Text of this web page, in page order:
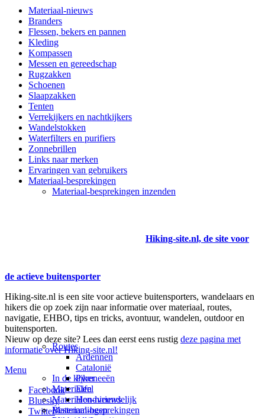
Materiaal-nieuws
Branders
Flessen, bekers en pannen
Kleding
Kompassen
Messen en gereedschap
Rugzakken
Schoenen
Slaapzakken
Tenten
Verrekijkers en nachtkijkers
Wandelstokken
Waterfilters en purifiers
Zonnebrillen
Links naar merken
Ervaringen van gebruikers
Materiaal-besprekingen
Materiaal-besprekingen inzenden
Hiking-site.nl, de site voor
de actieve buitensporter
Hiking-site.nl is een site voor actieve buitensporters, wandelaars en
hikers die op zoek zijn naar informatie over materiaal, routes,
navigatie, EHBO, tips en tricks, avontuur, wandelen, outdoor en
buitensporten.
Nieuw op deze site? Lees dan eerst eens rustig deze pagina met
informatie over Hiking-site.nl!
Menu
Facebook
Bluesky
Twitter
In de kijker
Materialen
Materialen-nieuws
Materiaal-besprekingen
Routes
Ardennen
Catalonië
Pyreneeën
Eifel
Hondvriendelijk
Bestemmingen